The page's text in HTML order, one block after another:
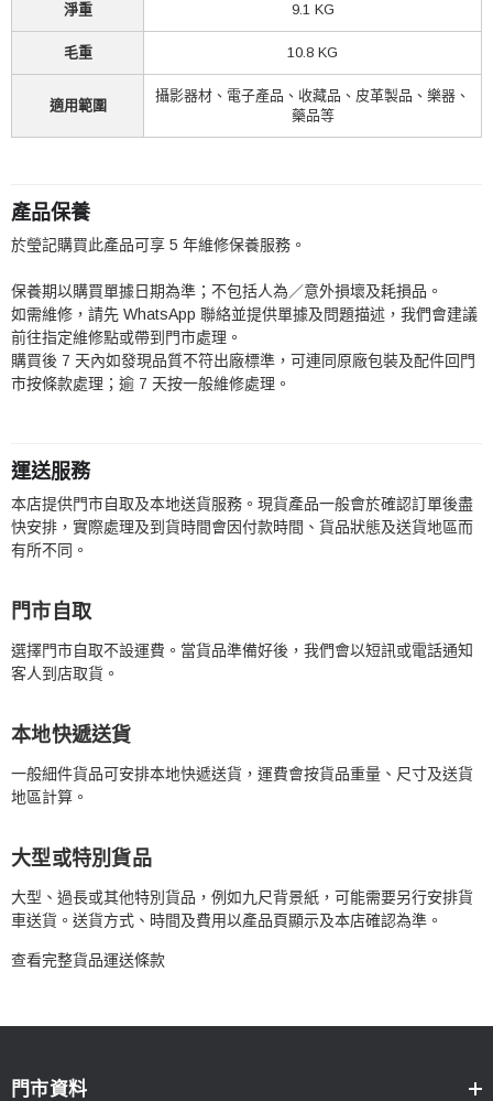
淨重 9.1 KG
毛重 10.8 KG
適用範圍
攝影器材、電子產品、收藏品、皮革製品、樂器、
藥品等
產品保養
於瑩記購買此產品可享 5 年維修保養服務。
保養期以購買單據日期為準；不包括人為／意外損壞及耗損品。
如需維修，請先 WhatsApp 聯絡並提供單據及問題描述，我們會建議
前往指定維修點或帶到門市處理。
購買後 7 天內如發現品質不符出廠標準，可連同原廠包裝及配件回門
市按條款處理；逾 7 天按一般維修處理。
運送服務
本店提供門市自取及本地送貨服務。現貨產品一般會於確認訂單後盡
快安排，實際處理及到貨時間會因付款時間、貨品狀態及送貨地區而
有所不同。
門市自取
選擇門市自取不設運費。當貨品準備好後，我們會以短訊或電話通知
客人到店取貨。
本地快遞送貨
一般細件貨品可安排本地快遞送貨，運費會按貨品重量、尺寸及送貨
地區計算。
大型或特別貨品
大型、過長或其他特別貨品，例如九尺背景紙，可能需要另行安排貨
車送貨。送貨方式、時間及費用以產品頁顯示及本店確認為準。
查看完整貨品運送條款
門市資料